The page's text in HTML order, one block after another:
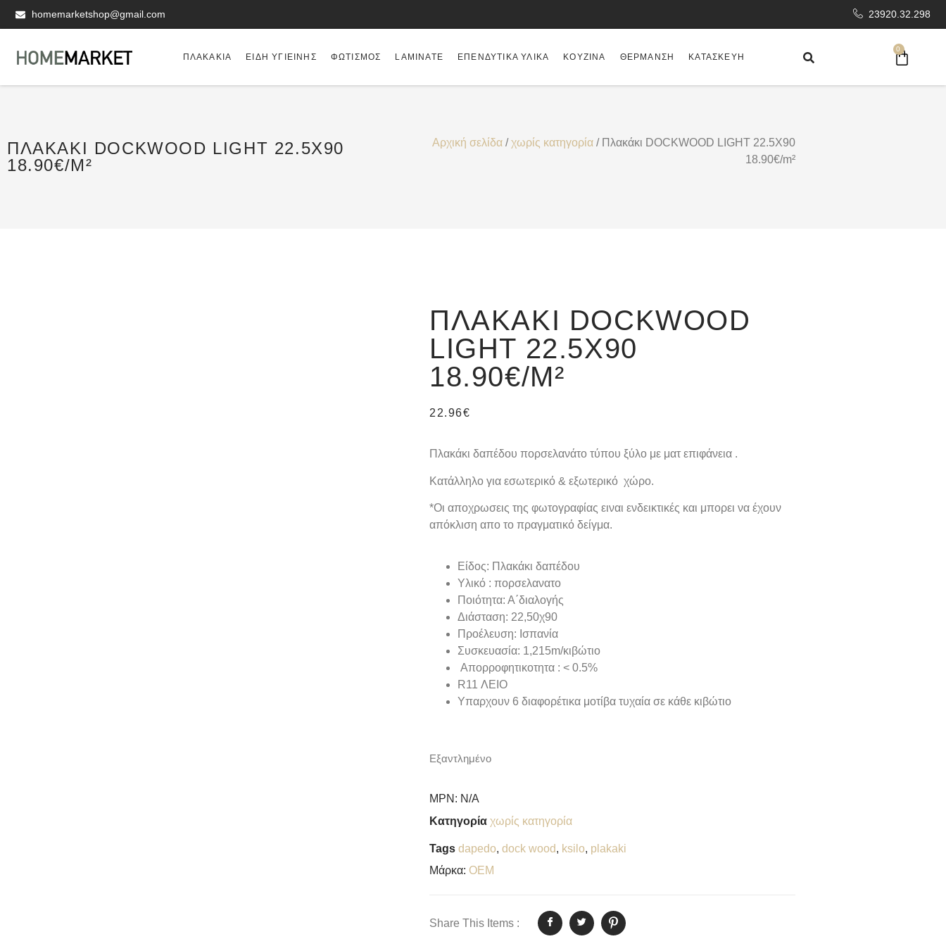
homemarketshop@gmail.com 23920.32.298
ΠΛΑΚΆΚΙΑ ΕΊΔΗ ΥΓΙΕΙΝΗΣ ΦΩΤΙΣΜΌΣ LAMINATE ΕΠΕΝΔΥΤΙΚΆ ΥΛΙΚΆ ΚΟΥΖΊΝΑ ΘΈΡΜΑΝΣΗ ΚΑΤΑΣΚΕΥΉ
0
ΠΛΑΚΆΚΙ DOCKWOOD LIGHT 22.5X90
18.90€/M²
Αρχική σελίδα /χωρίς κατηγορία / Πλακάκι DOCKWOOD LIGHT 22.5X90
18.90€/m²
ΠΛΑΚΆΚΙ DOCKWOOD
LIGHT 22.5X90
18.90€/M²
22.96€
Πλακάκι δαπέδου πορσελανάτο τύπου ξύλο με ματ επιφάνεια .
Κατάλληλο για εσωτερικό & εξωτερικό χώρο.
*Oι αποχρωσεις της φωτογραφίας ειναι ενδεικτικές και μπορει να έχουν
απόκλιση απο το πραγματικό δείγμα.
Είδος: Πλακάκι δαπέδου
Υλικό : πορσελανατο
Ποιότητα: Α΄διαλογής
Διάσταση: 22,50χ90
Προέλευση: Ισπανία
Συσκευασία: 1,215m/κιβώτιο
Απορροφητικοτητα : < 0.5%
R11 ΛΕΙΟ
Υπαρχουν 6 διαφορέτικα μοτίβα τυχαία σε κάθε κιβώτιο
Εξαντλημένο
MPN: N/A
Κατηγορία χωρίς κατηγορία
Tags dapedo, dock wood, ksilo, plakaki
Μάρκα: OEM
Share This Items :